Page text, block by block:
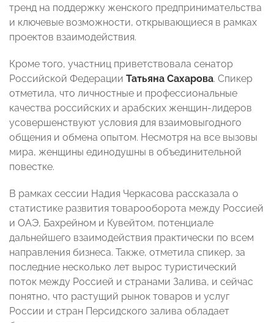
тренд на поддержку женского предпринимательства
и ключевые возможности, открывающиеся в рамках
проектов взаимодействия.
Кроме того, участниц приветствовала сенатор
Российской Федерации Татьяна Сахарова. Спикер
отметила, что личностные и профессиональные
качества российских и арабских женщин-лидеров
усовершенствуют условия для взаимовыгодного
общения и обмена опытом. Несмотря на все вызовы
мира, женщины единодушны в объединительной
повестке.
В рамках сессии Надия Черкасова рассказала о
статистике развития товарооборота между Россией
и ОАЭ, Бахрейном и Кувейтом, потенциале
дальнейшего взаимодействия практически по всем
направления бизнеса. Также, отметила спикер, за
последние несколько лет вырос туристический
поток между Россией и странами Залива, и сейчас
понятно, что растущий рынок товаров и услуг
России и стран Персидского залива обладает